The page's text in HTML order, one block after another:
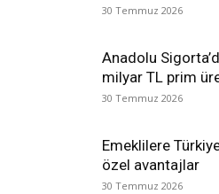
30 Temmuz 2026
Anadolu
milyar TL prim
30 Temmuz 2026
Emeklilere
özel avantajlar
30 Temmuz 2026